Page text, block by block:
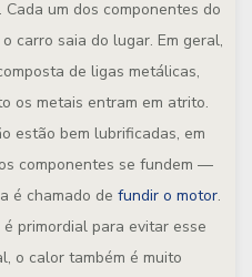
um dos componentes do
carro saia do lugar. Em geral,
de ligas metálicas,
os metais entram em atrito.
estão bem lubrificadas, em
componentes se fundem —
é chamado de fundir o motor.
primordial para evitar esse
o calor também é muito